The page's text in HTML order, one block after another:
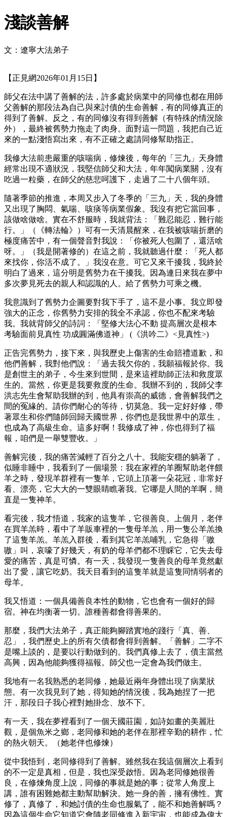
淺談善解
文：遼寧大法弟子
【正見網2026年01月15日】
師父在法中講了善解的法，許多處於病業中的同修也都在用師
父善解的那段法為自己與來討債的生命善解，有的同修真正的
得到了善解。反之，有的同修沒有得到善解（有特殊的情況除
外），最終被舊勢力拖走了肉身。面對這一問題，我把自己近
來的一點淺悟寫出來，有不正確之處請同修幫助指正。
我修大法前患嚴重的咳喘病，修煉後，每年的「三九」天身體
經常出現不適狀況，我堅信師父和大法，年年闖病業關，沒有
吃過一粒藥，在師父的慈悲呵護下，走過了二十八個年頭。
隨著季節的推進，本周又步入了冬季的「三九」天，我的身體
又出現了胸悶、氣喘、咳痰等病業假象。我沒有把它當回事，
該做啥做啥。實在不舒服時，我就背法：「難忍能忍，難行能
行。」（《轉法輪》）可有一天清晨醒來，在我被咳喘折磨的
極度痛苦中，有一個聲音對我說：「你被死人包圍了，還活啥
呀。」（我是開著修的）在這之前，我就聽過什麼：「死人都
來找你，你活不成了。」我沒在意。可它又來干擾我，我終於
明白了過來，這分明是舊勢力在干擾我。因為連日來我在夢中
多次夢見死去的親人和認識的人。給了舊勢力可乘之機。
我意識到了舊勢力企圖要對我下手了，這不是小事。我立即發
強大的正念，你舊勢力安排的我全不承認，你也不配來考驗
我。我就背師父的詩詞：「堅修大法心不動 提高層次是根本
考驗面前見真性 功成圓滿佛道神」 (《洪吟二》<見真性>)
正告完舊勢力，接下來，與我歷史上傷害的生命賠禮道歉，和
他們善解，我對他們說：「過去我欠你的，我願福報於你。我
是創世主的弟子，今生來到世間，是來這裡助師正法和救度眾
生的。當然，你更是我要救度的生命。我辦不到的，我師父李
洪志先生會幫助我辦的到，他具有崇高的威德，會善解我們之
間的冤緣的。請你們耐心的等待，切莫急。我一定好好修，帶
著眾生和你們隨師回歸天國世界，你們也是我世界中的眾生，
也成為了高級生命。這多好啊！我修成了神，你也得到了福
報，咱們是一舉雙豐收。」
善解完後，我的痛苦減輕了百分之八十。我能安穩的躺著了，
似睡非睡中，我看到了一個場景：我在家裡的羊圈幫助老伴餵
羊之時，發現羊群裡有一隻羊，它頭上頂著一朵花冠，非常好
看、漂亮，它大大的一雙眼睛瞧著我。它哪是人間的羊啊，簡
直是一隻神羊。
看完後，我才悟道，我家的這隻羊，它很善良。上個月，老伴
在買羊羔時，看中了羊販車裡的一隻母羊羔，用一隻公羊羔換
了這隻羊羔。羊羔入群後，看到其它羊羔哺乳，它急得「嗷
嗷」叫，哀嚎了好幾天，有奶的母羊們都不理睬它，它失去母
愛的痛苦，真是可憐。有一天，我發現一隻善良的母羊竟然獻
出了愛，讓它吃奶。我天目看到的這隻羊就是這隻同情弱者的
母羊。
我又悟道：一個具備善良本性的動物，它也會有一個好的歸
宿。神在均衡著一切。誰種善都會得善果的。
那麼，我們大法弟子，真正能夠腳踏實地的踐行「真、善、
忍」，我們歷史上的所有欠債都會得到善解。「善解」二字不
是嘴上談的，是要以行動做到的。我們真修上去了，債主當然
高興，因為他能夠獲得福報。師父也一定會為我們做主。
我地有一名我熟悉的老同修，她最近兩年身體出現了病業狀
態。有一次我見到了她，得知她的情況後，我為她捏了一把
汗，那段日子我心裡對她掛念、放不下。
有一天，我在夢裡看到了一個天國莊園，如詩如畫的美麗壯
觀，是個魚米之鄉，老同修和她的老伴在那裡辛勤的耕作，忙
的熱火朝天。（她老伴也修煉）
從中我悟到，老同修得到了善解。雖然我在我這個層次上看到
的不一定是真相，但是，我也深受啟悟。因為老同修她很善
良，在修煉角度上說，同修的事就是她的事；從常人角度上
講，誰有困難她都主動幫助解決。她一身的善，擁有佛性。實
修了，真修了，和她討債的生命也服氣了，能不和她善解嗎？
因為這個生命它知道它會隨老同修進入新宇宙，也能成為偉大